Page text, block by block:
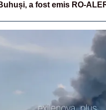
a fost emis RO-